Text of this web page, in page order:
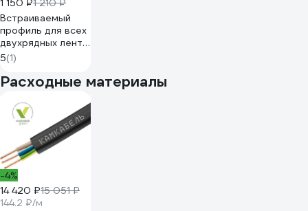
1 150 ₽1 210 ₽
Встраиваемый
профиль для всех
двухрядных лент
SWG комплект
3006х2, 2м 09-
00900083
5(1)
Расходные материалы
-4%
14 420 ₽15 051 ₽
144.2 ₽/м